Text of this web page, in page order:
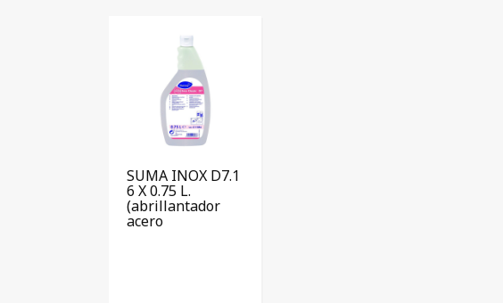
SUMA INOX D7.1
6 X 0.75 L.
(abrillantador
acero